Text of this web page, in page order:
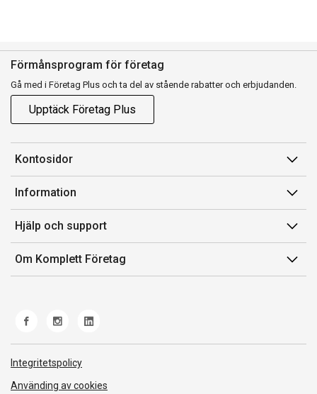
Förmånsprogram för företag
Gå med i Företag Plus och ta del av stående rabatter och erbjudanden.
Upptäck Företag Plus
Kontosidor
Mina sidor
Orderhistorik
Fakturor & Kvitton
Inköpslistor
Information
Försäljningsvillkor
Villkor för Komplett Företag Plus
Felsökning & guider
Hjälp och support
Kontakta oss
Kundservice
Frakt och leverans
Om Komplett Företag
Integritetspolicy
Använding av cookies